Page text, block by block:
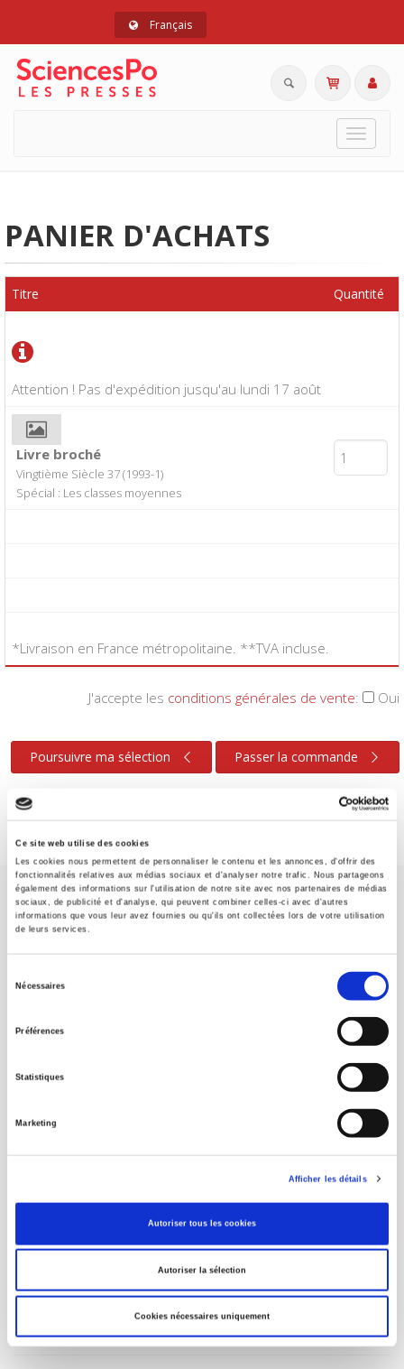
Ce site web utilise des cookies
Les cookies nous permettent de personnaliser le contenu et les annonces, d'offrir des
fonctionnalités relatives aux médias sociaux et d'analyser notre trafic. Nous partageons
également des informations sur l'utilisation de notre site avec nos partenaires de médias
sociaux, de publicité et d'analyse, qui peuvent combiner celles-ci avec d'autres
informations que vous leur avez fournies ou qu'ils ont collectées lors de votre utilisation
de leurs services.
Nécessaires
Préférences
Statistiques
Marketing
Afficher les détails
Autoriser tous les cookies
Autoriser la sélection
Cookies nécessaires uniquement
Français
Toggle
PANIER D'ACHATS
Attention ! Pas d'expédition jusqu'au lundi 17 août
Titre Quantité
Livre broché
Vingtième Siècle 37 (1993-1)
Spécial : Les classes moyennes
*Livraison en France métropolitaine. **TVA incluse.
J'accepte les conditions générales de vente: Oui
Poursuivre ma sélection Passer la commande
Maison d'édition dédiée aux sciences humaines et sociales, les
Presses de Sciences Po participent depuis leur création en 1976
CONTACTS
POUR LES LIBRAIRES
CONDITIONS GÉNÉRALES
À paraître
La France et l'Union européenne
4 sept. 2026